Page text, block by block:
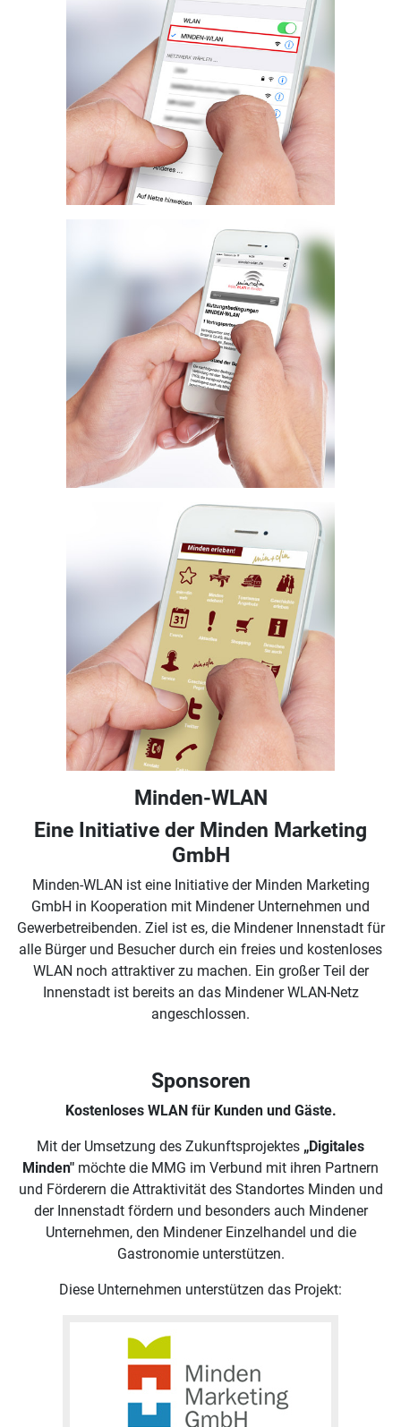
Minden-WLAN
Eine Initiative der Minden Marketing
GmbH
Minden-WLAN ist eine Initiative der Minden Marketing
GmbH in Kooperation mit Mindener Unternehmen und
Gewerbetreibenden. Ziel ist es, die Mindener Innenstadt für
alle Bürger und Besucher durch ein freies und kostenloses
WLAN noch attraktiver zu machen. Ein großer Teil der
Innenstadt ist bereits an das Mindener WLAN-Netz
angeschlossen.
Sponsoren
Kostenloses WLAN für Kunden und Gäste.
Mit der Umsetzung des Zukunftsprojektes „Digitales
Minden" möchte die MMG im Verbund mit ihren Partnern
und Förderern die Attraktivität des Standortes Minden und
der Innenstadt fördern und besonders auch Mindener
Unternehmen, den Mindener Einzelhandel und die
Gastronomie unterstützen.
Diese Unternehmen unterstützen das Projekt: